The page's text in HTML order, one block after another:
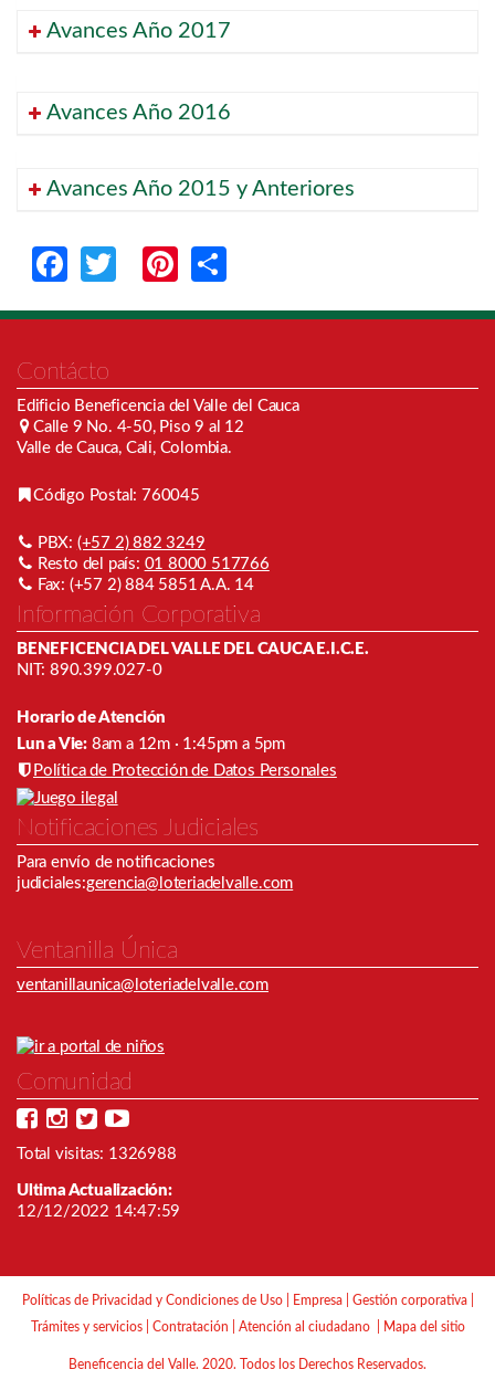
Avances Año 2017
Avances Año 2016
Avances Año 2015 y Anteriores
Facebook
TwitterPinterest
Contácto
Edificio Beneficencia del Valle del Cauca
Calle 9 No. 4-50, Piso 9 al 12
Valle de Cauca, Cali, Colombia.
Código Postal: 760045
PBX: (+57 2) 882 3249
Resto del país: 01 8000 517766
Fax: (+57 2) 884 5851 A.A. 14
Información Corporativa
BENEFICENCIA DEL VALLE DEL CAUCA E.I.C.E.
NIT: 890.399.027-0
Horario de Atención
Lun a Vie: 8am a 12m · 1:45pm a 5pm
Política de Protección de Datos Personales
Notificaciones Judiciales
Para envío de notiﬁcaciones
judiciales:gerencia@loteriadelvalle.com
Ventanilla Única
ventanillaunica@loteriadelvalle.com
Comunidad
Total visitas: 1326988
Ultima Actualización:
12/12/2022 14:47:59
Políticas de Privacidad y Condiciones de Uso| Empresa| Gestión corporativa|
Trámites y servicios| Contratación Atención al ciudadano| Mapa del sitio
Beneficencia del Valle. 2020. Todos los Derechos Reservados.